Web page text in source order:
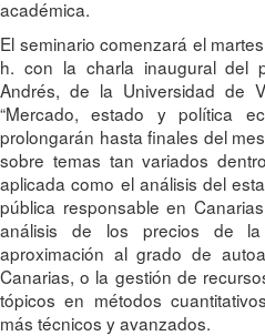
académica.
El seminario comenzará el
h. con la charla inaugural del
Andrés, de la Universidad de
“Mercado, estado y política
prolongarán hasta finales del
sobre temas tan variados
aplicada como el análisis del
pública responsable en
análisis de los precios de
aproximación al grado de
Canarias, o la gestión de
tópicos en métodos
más técnicos y avanzados.